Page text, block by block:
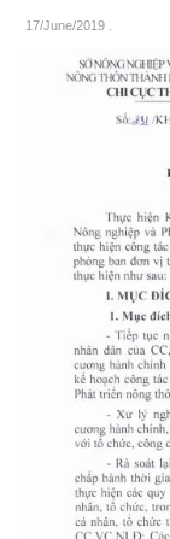
17/June/2019